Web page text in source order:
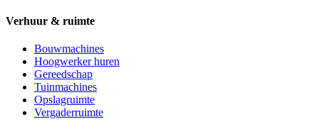
Verhuur & ruimte
Bouwmachines
Hoogwerker huren
Gereedschap
Tuinmachines
Opslagruimte
Vergaderruimte